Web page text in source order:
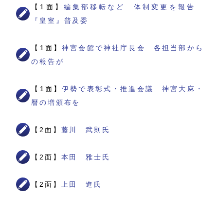
【1面】 編集部移転など 体制変更を報告
『皇室』普及委
【1面】神宮会館で神社庁長会 各担当部から
の報告が
【1面】伊勢で表彰式・推進会議 神宮大麻・
暦の増頒布を
【2面】 藤川 武則氏
【2面】 本田 雅士氏
【2面】 上田 進氏